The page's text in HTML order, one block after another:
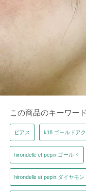
この商品のキーワード
ピアス k18 ゴールドア
hirondelle et pepin ゴールド
hirondelle et pepin ダイヤモン